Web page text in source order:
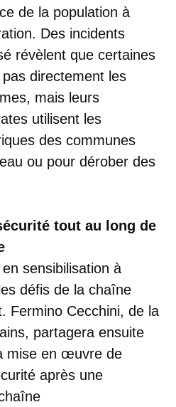
de la population à
Des incidents
révèlent que certaines
directement les
mais leurs
utilisent les
des communes
ou pour dérober des
tout au long de
sensibilisation à
défis de la chaîne
Fermino Cecchini, de la
partagera ensuite
mise en œuvre de
après une